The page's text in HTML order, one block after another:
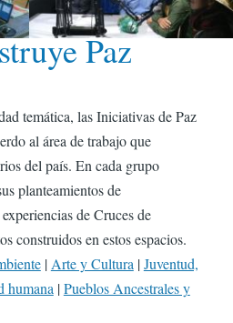
Paz
temática, las Iniciativas de Paz
al área de trabajo que
del país. En cada grupo
planteamientos de
de Cruces de
construidos en estos espacios.
| Arte y Cultura |Juventud,
humana |Pueblos Ancestrales y